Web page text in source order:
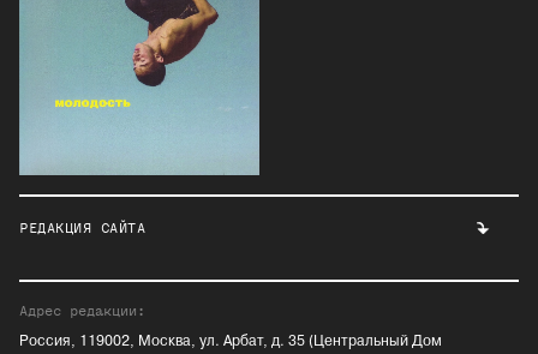
РЕДАКЦИЯ САЙТА
Адрес редакции:
Россия, 119002, Москва, ул. Арбат, д. 35 (Центральный Дом